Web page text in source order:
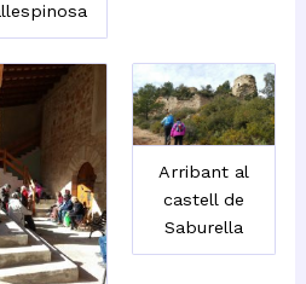
Arribant al
castell de
Saburella